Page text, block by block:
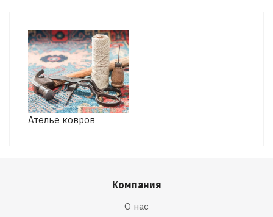
Ателье ковров
Компания
О нас